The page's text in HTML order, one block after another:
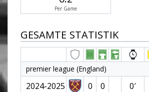
Per Game
GESAMTE STATISTIK
premier league (England)
2024-2025 0 0
0′